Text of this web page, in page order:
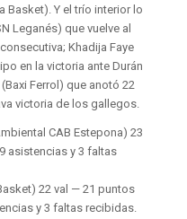
Basket). Y el trío interior lo
Leganés) que vuelve al
Khadija Faye
en la victoria ante Durán
Ferrol) que anotó 22
victoria de los gallegos.
CAB Estepona) 23
asistencias y 3 faltas
22 val — 21 puntos
y 3 faltas recibidas.